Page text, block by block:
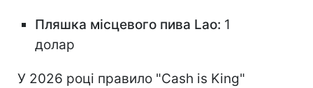
Пляшка місцевого пива Lao: 1
долар
У 2026 році правило "Cash is King"